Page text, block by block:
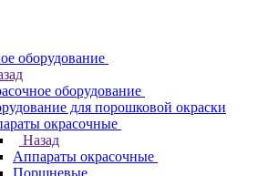
оборудование
оборудование
для порошковой окраски
окрасочные
Назад
Аппараты окрасочные
Поршневые